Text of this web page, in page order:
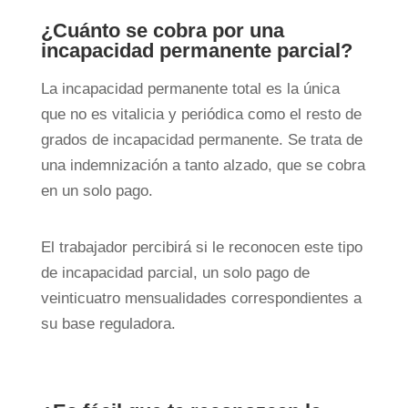
¿Cuánto se cobra por una
incapacidad permanente parcial?
La incapacidad permanente total es la única
que no es vitalicia y periódica como el resto de
grados de incapacidad permanente. Se trata de
una indemnización a tanto alzado, que se cobra
en un solo pago.
El trabajador percibirá si le reconocen este tipo
de incapacidad parcial, un solo pago de
veinticuatro mensualidades correspondientes a
su base reguladora.